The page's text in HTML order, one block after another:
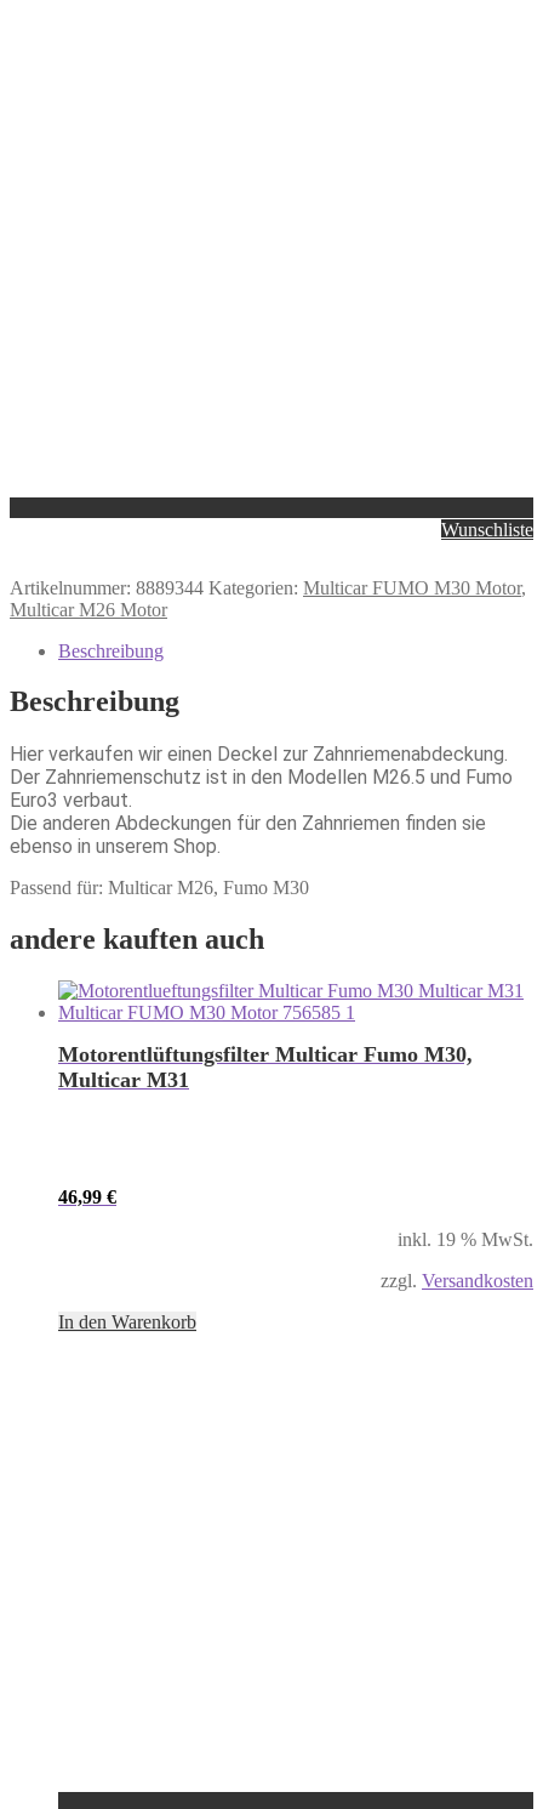
Wunschliste
Artikelnummer: 8889344 Kategorien: Multicar FUMO M30 Motor,
Multicar M26 Motor
Beschreibung
Beschreibung
Hier verkaufen wir einen Deckel zur Zahnriemenabdeckung.
Der Zahnriemenschutz ist in den Modellen M26.5 und Fumo
Euro3 verbaut.
Die anderen Abdeckungen für den Zahnriemen finden sie
ebenso in unserem Shop.
Passend für: Multicar M26, Fumo M30
andere kauften auch
Motorentlüftungsfilter Multicar Fumo M30,
Multicar M31
46,99 €
inkl. 19 % MwSt.
zzgl. Versandkosten
In den Warenkorb